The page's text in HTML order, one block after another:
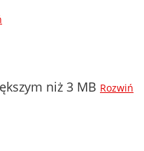
niż 3 MB Rozwiń